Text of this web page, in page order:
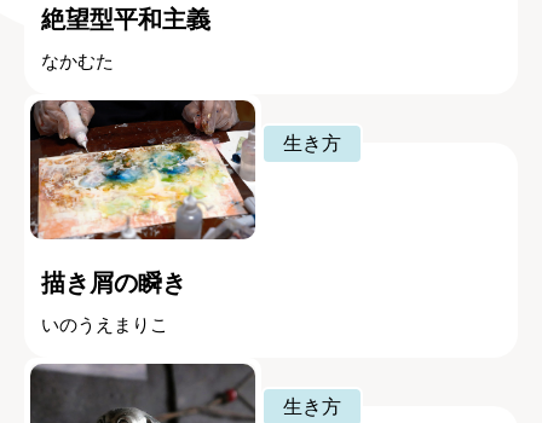
絶望型平和主義
なかむた
生き方
描き屑の瞬き
いのうえまりこ
生き方